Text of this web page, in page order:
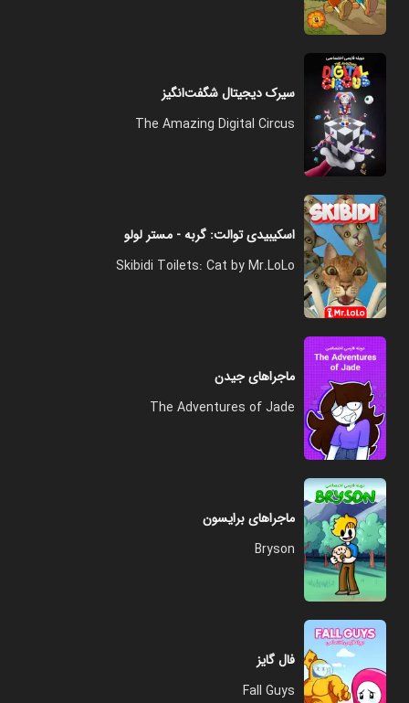
سیرک دیجیتال شگفت‌انگیز
The Amazing Digital Circus
اسکیبیدی توالت: گربه - مستر لولو
Skibidi Toilets: Cat by Mr.LoLo
ماجراهای جیدن
The Adventures of Jade
ماجراهای برایسون
Bryson
فال گایز
Fall Guys